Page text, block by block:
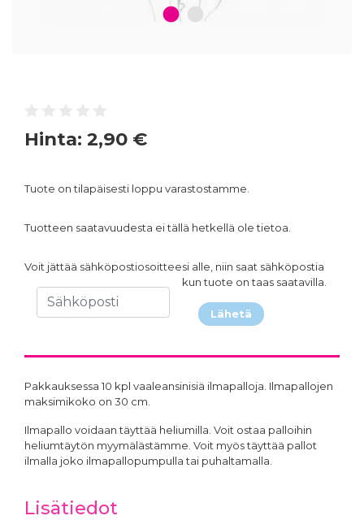
1 2
Hinta: 2,90 €
Tuote on tilapäisesti loppu varastostamme.
Tuotteen saatavuudesta ei tällä hetkellä ole tietoa.
Voit jättää sähköpostiosoitteesi alle, niin saat sähköpostia
kun tuote on taas saatavilla.
Lähetä
Pakkauksessa 10 kpl vaaleansinisiä ilmapalloja. Ilmapallojen
maksimikoko on 30 cm.
Ilmapallo voidaan täyttää heliumilla. Voit ostaa palloihin
heliumtäytön myymälästämme. Voit myös täyttää pallot
ilmalla joko ilmapallopumpulla tai puhaltamalla.
Lisätiedot